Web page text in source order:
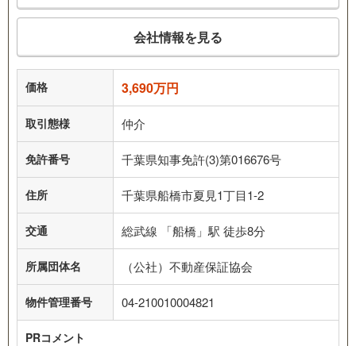
会社情報を見る
価格 3,690万円
取引態様 仲介
免許番号 千葉県知事免許(3)第016676号
住所 千葉県船橋市夏見1丁目1-2
交通 総武線 「船橋」駅 徒歩8分
所属団体名 （公社）不動産保証協会
物件管理番号 04-210010004821
PRコメント